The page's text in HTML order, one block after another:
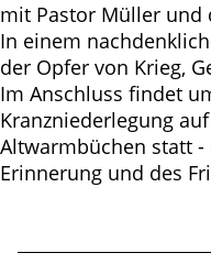
mit Pastor Müller und
In einem
der Opfer von Krieg,
Im Anschluss findet
Kranzniederlegung
Altwarmbüchen statt
Erinnerung und des